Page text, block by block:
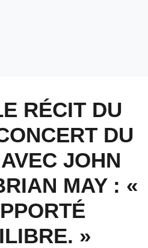
RÉCIT DU
DU
JOHN
MAY : «
»